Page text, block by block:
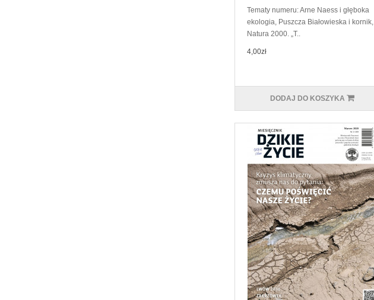
Tematy numeru: Arne Naess i głęboka
ekologia, Puszcza Białowieska i kornik,
Natura 2000. „T..
4,00zł
DODAJ DO KOSZYKA